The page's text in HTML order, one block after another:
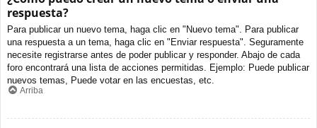
respuesta?
Para publicar un nuevo tema, haga clic en "Nuevo tema". Para publicar
una respuesta a un tema, haga clic en "Enviar respuesta". Seguramente
necesite registrarse antes de poder publicar y responder. Abajo de cada
foro encontrará una lista de acciones permitidas. Ejemplo: Puede publicar
nuevos temas, Puede votar en las encuestas, etc.
Arriba